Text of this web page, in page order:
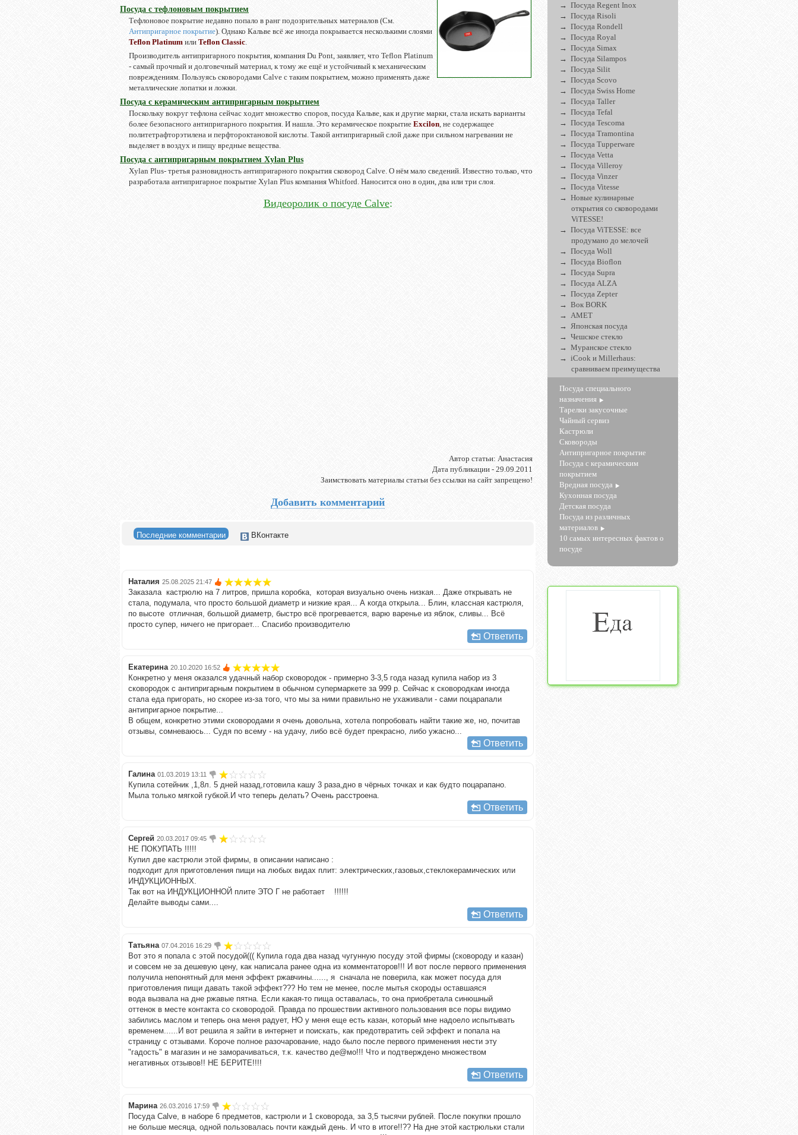
Посуда с тефлоновым покрытием
Тефлоновое покрытие недавно попало в ранг подозрительных материалов (См.
Антипригарное покрытие). Однако Кальве всё же иногда покрывается несколькими слоями
Teflon Platinum или Teflon Classic
Производитель антипригарного покрытия, компания Du Pont, заявляет, что Teflon Platinum
- самый прочный и долговечный материал, к тому же ещё и устойчивый к механическим
повреждениям. Пользуясь сковородами Calve с таким покрытием, можно применять даже
металлические лопатки и ложки.
Посуда с керамическим антипригарным покрытием
Поскольку вокруг тефлона сейчас ходит множество споров, посуда Кальве, как и другие марки, стала искать варианты
более безопасного антипригарного покрытия. И нашла. Это керамическое покрытие Excilon , не содержащее
политетрафторэтилена и перфтороктановой кислоты. Такой антипригарный слой даже при сильном нагревании не
выделяет в воздух и пищу вредные вещества.
Посуда с антипригарным покрытием Xylan Plus
Xylan Plus- третья разновидность антипригарного покрытия сковород Calve. О нём мало сведений. Известно только, что
разработала антипригарное покрытие Xylan Plus компания Whitford. Наносится оно в один, два или три слоя.
Видеоролик о посуде Calve:
Автор статьи: Анастасия
Дата публикации - 29.09.2011
Заимствовать материалы статьи без ссылки на сайт запрещено!
Добавить комментарий
Последние комментарии ВКонтакте
Наталия 25.08.2025 21:47
Заказала кастрюлю на 7 литров, пришла коробка, которая визуально очень низкая... Даже открывать не
стала, подумала, что просто большой диаметр и низкие края... А когда открыла... Блин, классная кастрюля,
по высоте отличная, большой диаметр, быстро всё прогревается, варю варенье из яблок, сливы... Всё
просто супер, ничего не пригорает... Спасибо производителю
Ответить
Екатерина 20.10.2020 16:52
Конкретно у меня оказался удачный набор сковородок - примерно 3-3,5 года назад купила набор из 3
сковородок с антипригарным покрытием в обычном супермаркете за 999 р. Сейчас к сковородкам иногда
стала еда пригорать, но скорее из-за того, что мы за ними правильно не ухаживали - сами поцарапали
антипригарное покрытие...
В общем, конкретно этими сковородами я очень довольна, хотела попробовать найти такие же, но, почитав
отзывы, сомневаюсь... Судя по всему - на удачу, либо всё будет прекрасно, либо ужасно...
Ответить
Галина 01.03.2019 13:11
Купила сотейник ,1,8л. 5 дней назад,готовила кашу 3 раза,дно в чёрных точках и как будто поцарапано.
Мыла только мягкой губкой.И что теперь делать? Очень расстроена.
Ответить
Сергей 20.03.2017 09:45
НЕ ПОКУПАТЬ !!!!!
Купил две кастрюли этой фирмы, в описании написано :
подходит для приготовления пищи на любых видах плит: электрических,газовых,стеклокерамических или
ИНДУКЦИОННЫХ.
Так вот на ИНДУКЦИОННОЙ плите ЭТО Г не работает !!!!!!
Делайте выводы сами....
Ответить
Татьяна 07.04.2016 16:29
Вот это я попала с этой посудой((( Купила года два назад чугунную посуду этой фирмы (сковороду и казан)
и совсем не за дешевую цену, как написала ранее одна из комментаторов!!! И вот после первого применения
получила непонятный для меня эффект ржавчины......, я сначала не поверила, как может посуда для
приготовления пищи давать такой эффект??? Но тем не менее, после мытья скороды оставшаяся
вода вызвала на дне ржавые пятна. Если какая-то пища оставалась, то она приобретала синюшный
оттенок в месте контакта со сковородой. Правда по прошествии активного пользования все поры видимо
забились маслом и теперь она меня радует, НО у меня еще есть казан, который мне надоело испытывать
временем......И вот решила я зайти в интернет и поискать, как предотвратить сей эффект и попала на
страницу с отзывами. Короче полное разочарование, надо было после первого применения нести эту
"гадость" в магазин и не заморачиваться, т.к. качество де@мо!!! Что и подтверждено множеством
негативных отзывов!! НЕ БЕРИТЕ!!!!
Ответить
Марина 26.03.2016 17:59
Посуда Calve, в наборе 6 предметов, кастрюли и 1 сковорода, за 3,5 тысячи рублей. После покупки прошло
не больше месяца, одной пользовалась почти каждый день. И что в итоге!!?? На дне этой кастрюльки стали
Посуда Regent Inox
Посуда Risoli
Посуда Rondell
Посуда Royal
Посуда Simax
Посуда Silampos
Посуда Silit
Посуда Scovo
Посуда Swiss Home
Посуда Taller
Посуда Tefal
Посуда Tescoma
Посуда Tramontina
Посуда Tupperware
Посуда Vetta
Посуда Villeroy
Посуда Vinzer
Посуда Vitesse
Новые кулинарные
открытия со сковородами
ViTESSE!
Посуда ViTESSE: все
продумано до мелочей
Посуда Woll
Посуда Bioflon
Посуда Supra
Посуда ALZA
Посуда Zepter
Вок BORK
АМЕТ
Японская посуда
Чешское стекло
Муранское стекло
iCook и Millerhaus:
сравниваем преимущества
Посуда специального
назначения
Тарелки закусочные
Чайный сервиз
Кастрюли
Сковороды
Антипригарное покрытие
Посуда с керамическим
покрытием
Вредная посуда
Кухонная посуда
Детская посуда
Посуда из различных
материалов
10 самых интересных фактов о
посуде